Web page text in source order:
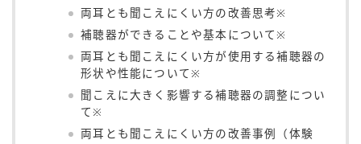
両耳とも聞こえにくい方の改善思考※
補聴器ができることや基本について※
両耳とも聞こえにくい方が使用する補聴器の
形状や性能について※
聞こえに大きく影響する補聴器の調整につい
て※
両耳とも聞こえにくい方の改善事例（体験